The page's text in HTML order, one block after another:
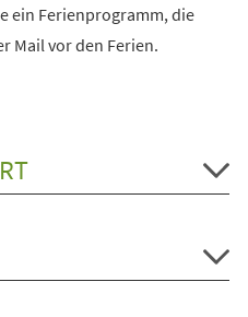
ein Ferienprogramm, die
Mail vor den Ferien.